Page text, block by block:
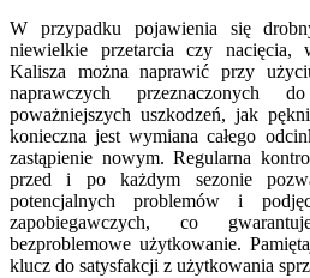
W przypadku pojawienia się
niewielkie przetarcia czy
Kalisza można naprawić przy
naprawczych przeznaczonych
poważniejszych uszkodzeń, jak
konieczna jest wymiana całego
zastąpienie nowym. Regularna
przed i po każdym sezonie
potencjalnych problemów i
zapobiegawczych, co
bezproblemowe użytkowanie.
klucz do satysfakcji z użytkowania